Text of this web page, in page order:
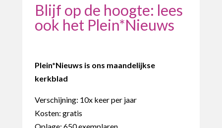
Blijf op de hoogte: lees
ook het Plein*Nieuws
Plein*Nieuws is ons maandelijkse
kerkblad
Verschijning: 10x keer per jaar
Kosten: gratis
Oplage: 650 exemplaren